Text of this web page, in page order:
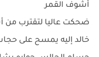
أشوف القمر
ضحكت عاليا لتقترب من
خالد إليه يمسح على